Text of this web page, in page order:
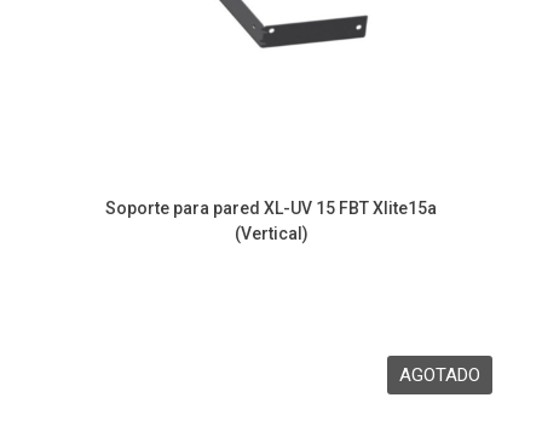
Soporte para pared XL-UV 15 FBT Xlite15a
(Vertical)